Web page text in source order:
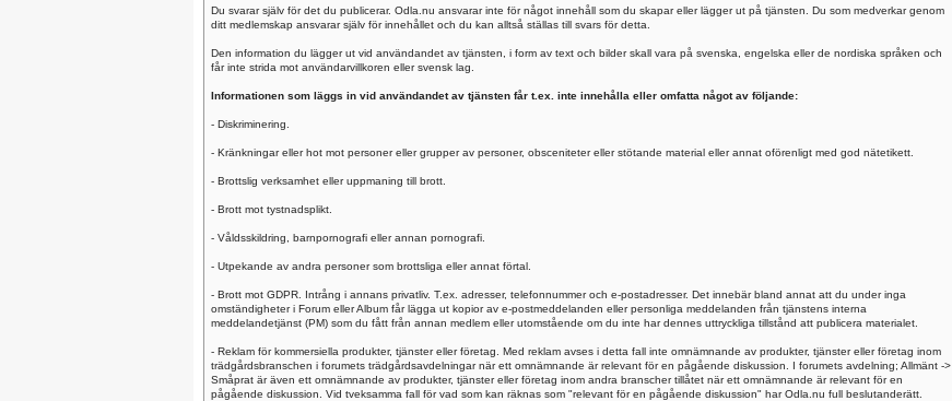
Du svarar själv för det du publicerar. Odla.nu ansvarar inte för något innehåll som du skapar eller lägger ut på tjänsten. Du som medverkar genom
ditt medlemskap ansvarar själv för innehållet och du kan alltså ställas till svars för detta.
Den information du lägger ut vid användandet av tjänsten, i form av text och bilder skall vara på svenska, engelska eller de nordiska språken och
får inte strida mot användarvillkoren eller svensk lag.
Informationen som läggs in vid användandet av tjänsten får t.ex. inte innehålla eller omfatta något av följande:
- Diskriminering.
- Kränkningar eller hot mot personer eller grupper av personer, obsceniteter eller stötande material eller annat oförenligt med god nätetikett.
- Brottslig verksamhet eller uppmaning till brott.
- Brott mot tystnadsplikt.
- Våldsskildring, barnpornografi eller annan pornografi.
- Utpekande av andra personer som brottsliga eller annat förtal.
- Brott mot GDPR. Intrång i annans privatliv. T.ex. adresser, telefonnummer och e-postadresser. Det innebär bland annat att du under inga
omständigheter i Forum eller Album får lägga ut kopior av e-postmeddelanden eller personliga meddelanden från tjänstens interna
meddelandetjänst (PM) som du fått från annan medlem eller utomstående om du inte har dennes uttryckliga tillstånd att publicera materialet.
- Reklam för kommersiella produkter, tjänster eller företag. Med reklam avses i detta fall inte omnämnande av produkter, tjänster eller företag inom
trädgårdsbranschen i forumets trädgårdsavdelningar när ett omnämnande är relevant för en pågående diskussion. I forumets avdelning; Allmänt ->
Småprat är även ett omnämnande av produkter, tjänster eller företag inom andra branscher tillåtet när ett omnämnande är relevant för en
pågående diskussion. Vid tveksamma fall för vad som kan räknas som "relevant för en pågående diskussion" har Odla.nu full beslutanderätt.